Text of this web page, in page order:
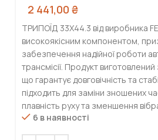
2 441,00 ₴
ТРИПОЇД 33X44.3 від виробника
високоякісним компонентом,
забезпечення надійної роботи
трансмісії. Продукт виготовлений
що гарантує довговічність та
підходить для заміни зношених
плавність руху та зменшення
6 в наявності